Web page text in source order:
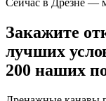
Закажите
лучших
200 наших